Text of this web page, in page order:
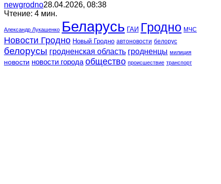
newgrodno28.04.2026, 08:38
Чтение: 4 мин.
Александр Лукашенко Беларусь ГАИ Гродно МЧС
Новости Гродно Новый Гродно автоновости белорус
белорусы гродненская область гродненцы милиция
новости новости города общество происшествие транспорт